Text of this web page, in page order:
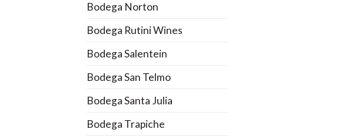
Bodega Norton
Bodega Rutini Wines
Bodega Salentein
Bodega San Telmo
Bodega Santa Julia
Bodega Trapiche